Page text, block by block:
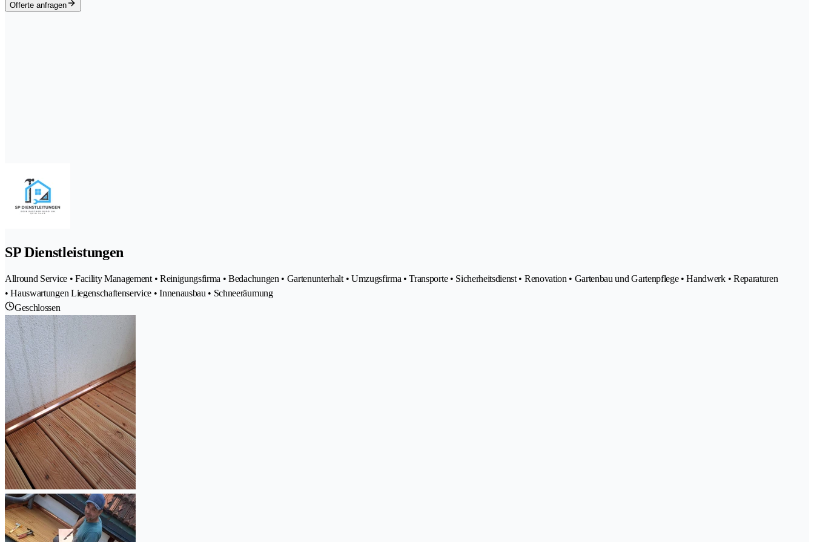
Offerte anfragen
SP Dienstleistungen
Allround Service • Facility Management • Reinigungsfirma • Bedachungen • Gartenunterhalt • Umzugsfirma • Transporte • Sicherheitsdienst • Renovation • Gartenbau und Gartenpflege • Handwerk • Reparaturen
• Hauswartungen Liegenschaftenservice • Innenausbau • Schneeräumung
Geschlossen